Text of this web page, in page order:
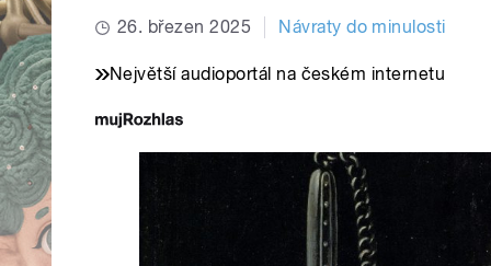
26. březen 2025 Návraty do minulosti
Největší audioportál na českém internetu